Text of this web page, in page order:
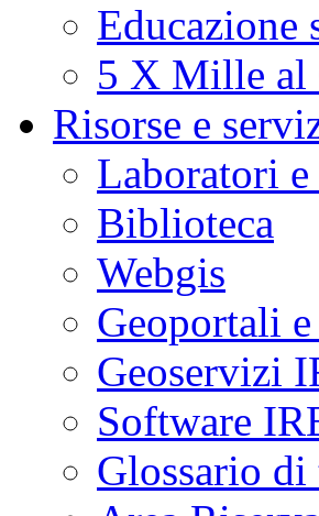
Educazione
5 X Mille al
Risorse e
Laboratori e
Biblioteca
Webgis
Geoportali
Geoservizi
Software
Glossario